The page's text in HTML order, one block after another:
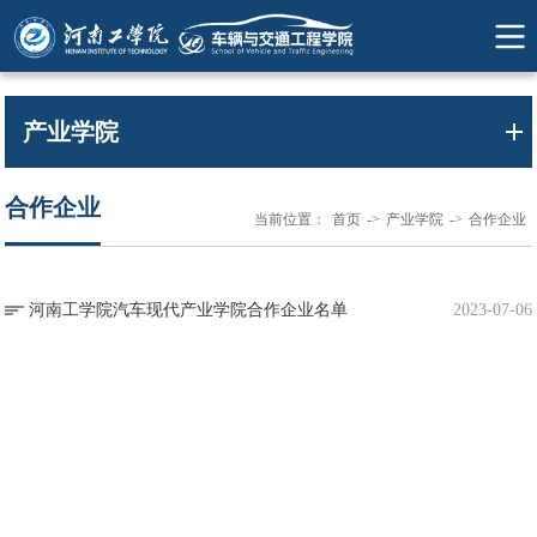
产业学院
合作企业 当前位置： 首页 -> 产业学院 -> 合作企业
河南工学院汽车现代产业学院合作企业名单 2023-07-06